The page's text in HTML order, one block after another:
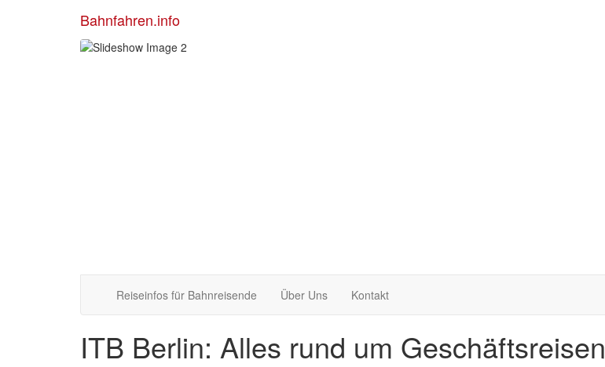
Bahnfahren.info
Reiseinfos für Bahnreisende Über Uns Kontakt
ITB Berlin: Alles rund um Geschäftsreisen